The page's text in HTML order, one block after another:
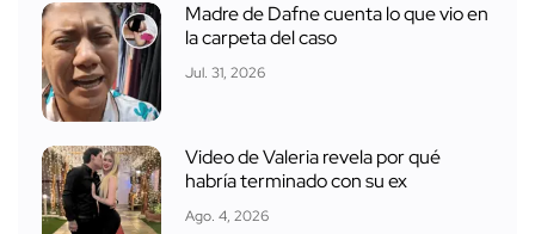
Madre de Dafne cuenta lo que vio en
la carpeta del caso
Jul. 31, 2026
Video de Valeria revela por qué
habría terminado con su ex
Ago. 4, 2026